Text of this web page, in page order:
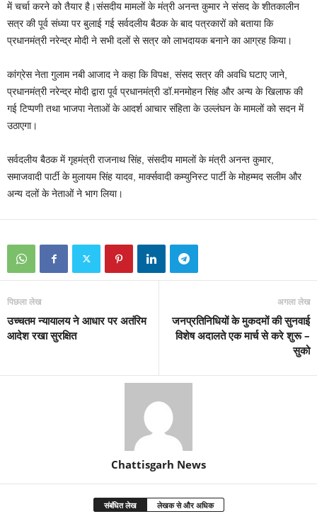
में चर्चा करने को तैयार है।संसदीय मामलों के मंत्री अनन्त कुमार ने संसद के शीतकालीन
सत्र की पूर्व संध्‍या पर बुलाई गई सर्वदलीय बैठक के बाद पत्रकारों को बताया कि
प्रधानमंत्री नरेन्द्र मोदी ने सभी दलों से सत्र को लाभदायक बनाने का आग्रह किया।
कांग्रेस नेता गुलाम नबी आजाद ने कहा कि विपक्ष, संसद सत्र की अवधि घटाए जाने,
प्रधानमंत्री नरेन्द्र मोदी द्वारा पूर्व प्रधानमंत्री डॉ.मनमोहन सिंह और अन्य के खिलाफ की
गई टिप्पणी तथा भाजपा नेताओं के आदर्श आचार संहिता के उल्लंघन के मामलों को सदन में
उठाएगा।
सर्वदलीय बैठक में गृहमंत्री राजनाथ सिंह, संसदीय मामलों के मंत्री अनन्त कुमार,
समाजवादी पार्टी के मुलायम सिंह यादव, मार्क्सवादी कम्युनिस्ट पार्टी के मोहम्मद सलीम और
अन्य दलों के नेताओं ने भाग लिया।
पिछला लेख
उच्चतम न्यायालय ने आधार पर अतंरिम
आदेश रखा सुरक्षित
अगला लेख
जनप्रतिनिधियों के मुकदमों की सुनवाई
विशेष अदालते एक मार्च से करे शुरू –
सुको
Chattisgarh News
संबंधित लेख लेखक से और अधिक